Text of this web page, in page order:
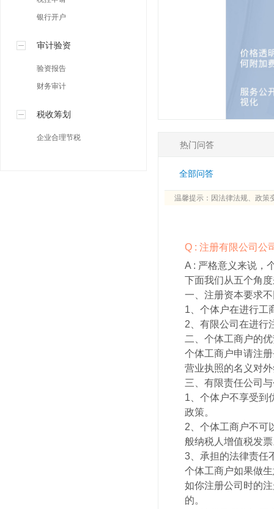
热门问答
全部问答
温馨提示：因法律法规、政策
Q : 注册有限公司公
A : 严格意义来说，
下面我们从五个角
一、注册资本要求
1、个体户在进行工
2、有限公司在进行
二、个体工商户的
个体工商户申请注
营业执照的名义对
三、有限责任公司
1、个体户不享受到
政策。
2、个体工商户不可
般纳税人增值税发
3、承担的法律责任
个体工商户如果做
如你注册公司时的
的。
银行开户
审计验资
验资报告
财务审计
税收筹划
企业合理节税